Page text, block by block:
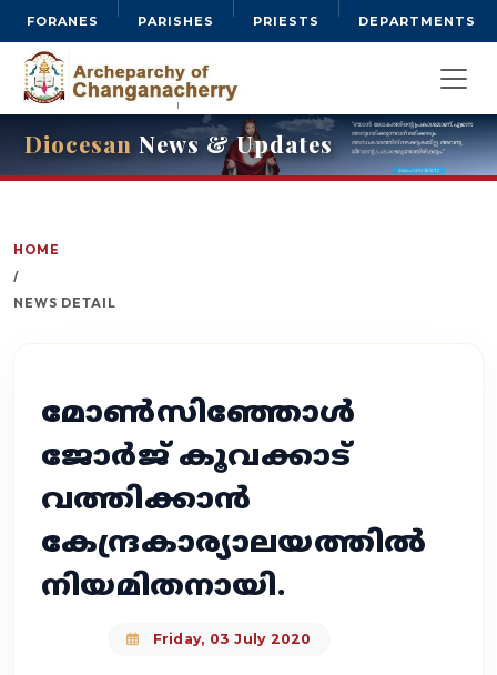
FORANES PARISHES PRIESTS DEPARTMENTS
Diocesan News & Updates
HOME
/
NEWS DETAIL
മോൺസിഞ്ഞോൾ
ജോർജ് കൂവക്കാട്
വത്തിക്കാൻ
കേന്ദ്രകാര്യാലയത്തിൽ
നിയമിതനായി.
Friday, 03 July 2020